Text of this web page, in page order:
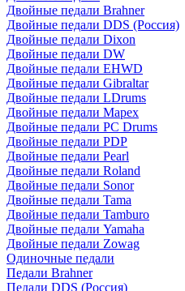
Двойные педали Brahner
Двойные педали DDS (Россия)
Двойные педали Dixon
Двойные педали DW
Двойные педали EHWD
Двойные педали Gibraltar
Двойные педали LDrums
Двойные педали Mapex
Двойные педали PC Drums
Двойные педали PDP
Двойные педали Pearl
Двойные педали Roland
Двойные педали Sonor
Двойные педали Tama
Двойные педали Tamburo
Двойные педали Yamaha
Двойные педали Zowag
Одиночные педали
Педали Brahner
Педали DDS (Россия)